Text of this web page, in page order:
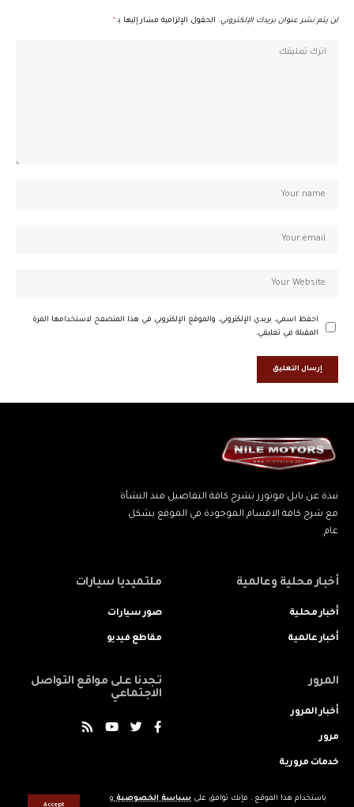
باستخدام هذا الموقع ، فإنك توافق على سياسة الخصوصية و
Accept
لن يتم نشر عنوان بريدك الإلكتروني. الحقول الإلزامية مشار إليها بـ *
احفظ اسمي، بريدي الإلكتروني، والموقع الإلكتروني في هذا المتصفح لاستخدامها المرة
المقبلة في تعليقي.
نبذة عن نايل موتورز تشرح كافة التفاصيل منذ النشأة
مع شرح كافة الاقسام الموجودة في الموقع بشكل
عام
أخبار محلية وعالمية
أخبار محلية
أخبار عالمية
ملتميديا سيارات
صور سيارات
مقاطع فيديو
المرور
أخبار المرور
مرور
خدمات مرورية
تجدنا على مواقع التواصل
الاجتماعي